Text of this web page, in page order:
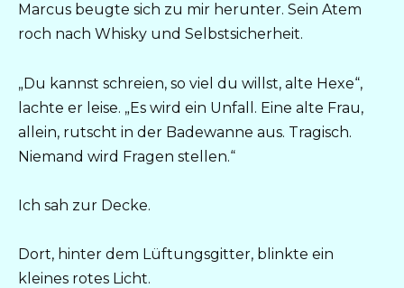
Marcus beugte sich zu mir herunter. Sein Atem
roch nach Whisky und Selbstsicherheit.
„Du kannst schreien, so viel du willst, alte Hexe“,
lachte er leise. „Es wird ein Unfall. Eine alte Frau,
allein, rutscht in der Badewanne aus. Tragisch.
Niemand wird Fragen stellen.“
Ich sah zur Decke.
Dort, hinter dem Lüftungsgitter, blinkte ein
kleines rotes Licht.